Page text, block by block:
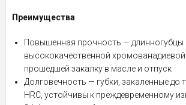
Преимущества
Повышенная прочность — длинногубцы
высококачественной хромованадиевой
прошедшей закалку в масле и отпуск
Долговечность — губки, закаленные до
HRC, устойчивы к преждевременному